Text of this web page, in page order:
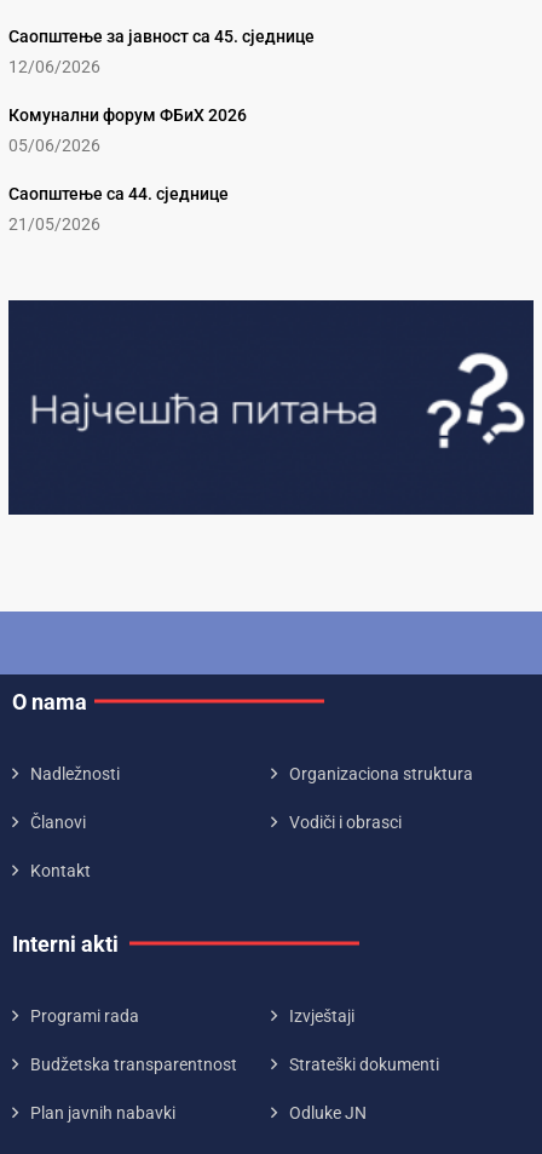
Саопштење за јавност са 45. сједнице
12/06/2026
Комунални форум ФБиХ 2026
05/06/2026
Саопштење са 44. сједнице
21/05/2026
O nama
Nadležnosti Organizaciona struktura
Članovi Vodiči i obrasci
Kontakt
Interni akti
Programi rada Izvještaji
Budžetska transparentnost Strateški dokumenti
Plan javnih nabavki Odluke JN